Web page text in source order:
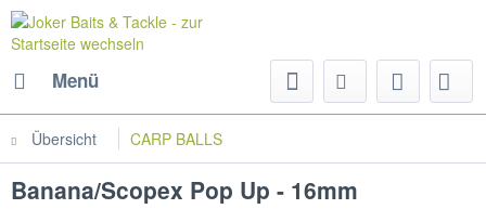
Menü
Übersicht CARP BALLS
Banana/Scopex Pop Up - 16mm